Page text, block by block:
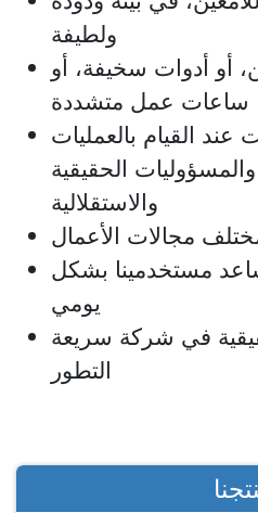
ولطيفة
أو أدوات سخيفة، أو
ساعات عمل متشددة
القيام بالعمليات
الحقيقية
والاستقلالية
مجالات الأعمال
مستخدمينا بشكل
يومي
في شركة سريعة
التطور